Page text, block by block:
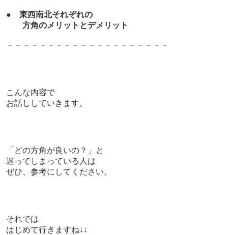
● 東西南北それぞれの
方角のメリットとデメリット
－－－－－－－－－－－－－－－－－－－－
こんな内容で
お話ししていきます。
「どの方角が良いの？」と
迷ってしまっている人は
ぜひ、参考にしてください。
それでは
はじめて行きますね↓↓